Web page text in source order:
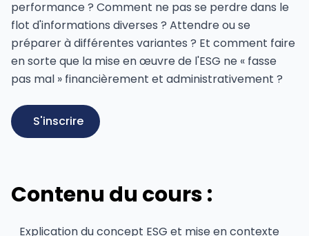
performance ? Comment ne pas se perdre dans le
flot d'informations diverses ? Attendre ou se
préparer à différentes variantes ? Et comment faire
en sorte que la mise en œuvre de l'ESG ne « fasse
pas mal » financièrement et administrativement ?
S'inscrire
Contenu du cours :
Explication du concept ESG et mise en contexte